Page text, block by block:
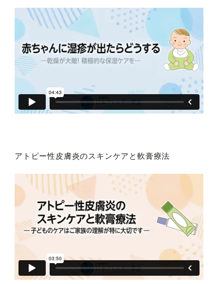
アトピー性皮膚炎のスキンケアと軟膏療法